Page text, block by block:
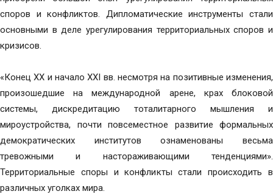
споров и конфликтов. Дипломатические инструменты стали
основными в деле урегулирования территориальных споров и
кризисов.
«Конец XX и начало XXI вв. несмотря на позитивные изменения,
произошедшие на международной арене, крах блоковой
системы, дискредитацию тоталитарного мышления и
мироустройства, почти повсеместное развитие формальных
демократических институтов ознаменованы весьма
тревожными и настораживающими тенденциями».
Территориальные споры и конфликты стали происходить в
различных уголках мира.